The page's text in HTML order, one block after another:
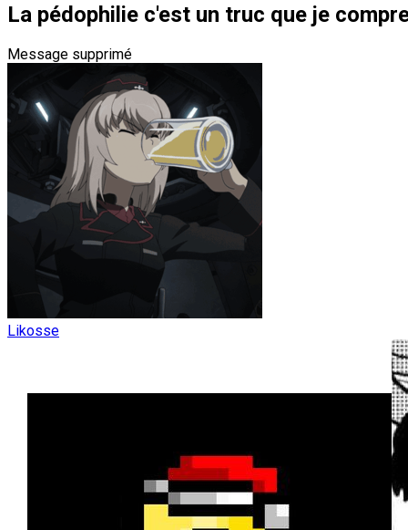
La pédophilie c'est un truc que je
Message supprimé
Likosse